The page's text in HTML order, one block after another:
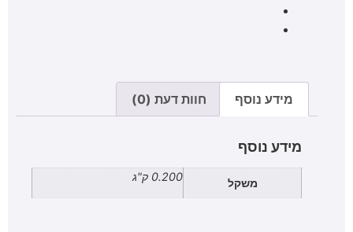
מידע נוסף חוות דעת (0)
מידע נוסף
משקל 0.200 ק"ג